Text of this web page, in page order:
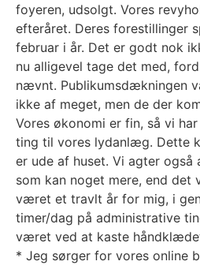
foyeren, udsolgt. Vores
efteråret. Deres forestillinger
februar i år. Det er godt nok
nu alligevel tage det med,
nævnt. Publikumsdækningen
ikke af meget, men de der
Vores økonomi er fin, så vi
ting til vores lydanlæg. Dette
er ude af huset. Vi agter også
som kan noget mere, end det
været et travlt år for mig, i
timer/dag på administrative
været ved at kaste
* Jeg sørger for vores online